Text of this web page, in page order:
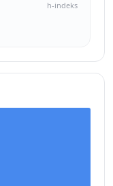
h-indeks